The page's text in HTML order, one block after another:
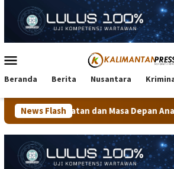
konten
Mobile
Beranda Berita Nusantara
News Flash
Masa Depan Anak Dekranasda